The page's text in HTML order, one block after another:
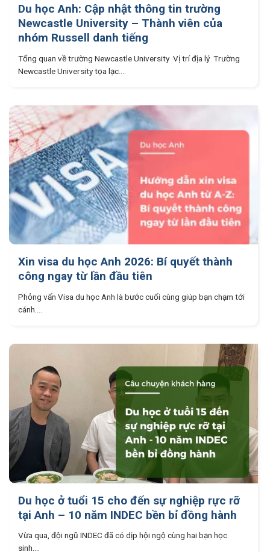
Du học Anh: Cập nhật thông tin trường
Newcastle University – Thành viên của
nhóm Russell danh tiếng
Tổng quan về trường Newcastle University Vị trí địa lý Trường
Newcastle University tọa lạc....
Xin visa du học Anh 2026: Bí quyết thành
công ngay từ lần đầu tiên
Phỏng vấn Visa du học Anh là bước cuối cùng giúp bạn chạm tới
cánh....
Du học ở tuổi 15 cho đến sự nghiệp rực rỡ
tại Anh – 10 năm INDEC bền bỉ đồng hành
Vừa qua, đội ngũ INDEC đã có dịp hội ngộ cùng hai bạn học
sinh....